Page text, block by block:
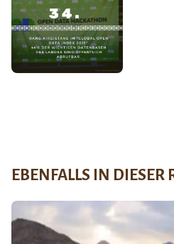
EBENFALLS IN DIESER